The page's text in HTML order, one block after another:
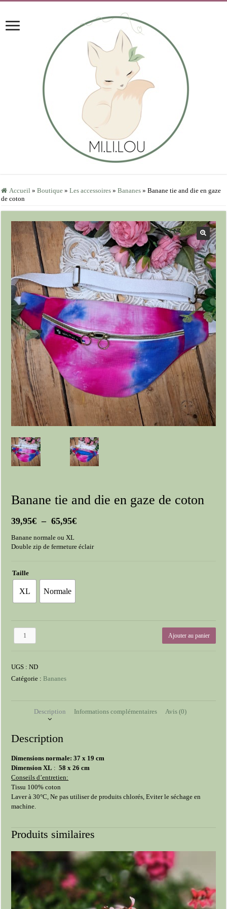
Accueil » Boutique » Les accessoires » Bananes » Banane tie and die en gaze
de coton
Banane tie and die en gaze de coton
39,95€ – 65,95€Plage
39,95€
Banane normale ou XL
Double zip de fermeture éclair
Taille
XL Normale
quantité
and
die
Ajouter au panier
UGS :ND
Catégorie :Bananes
Description Informations complémentaires Avis (0)
Description
Dimensions normale: 37 x 19 cm
Dimension XL : 58 x 26 cm
Conseils d’entretien:
Tissu 100% coton
Laver à 30°C, Ne pas utiliser de produits chlorés, Eviter le séchage en
machine.
Produits similaires